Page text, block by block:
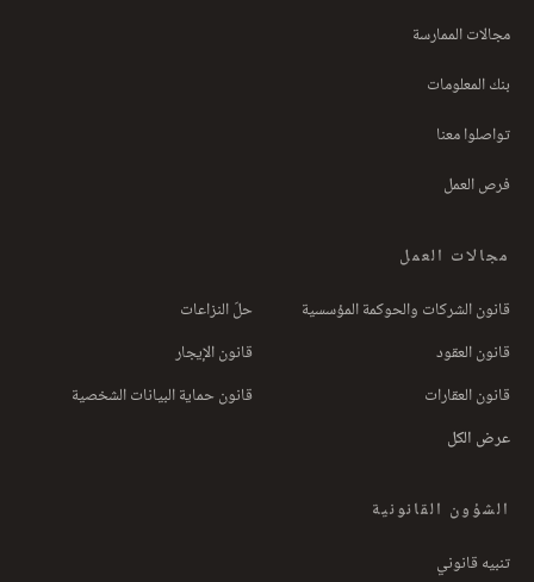
مجالات الممارسة
بنك المعلومات
تواصلوا معنا
فرص العمل
مجالات العمل
قانون الشركات والحوكمة المؤسسية
حلّ النزاعات
قانون العقود
قانون الإيجار
قانون العقارات
قانون حماية البيانات الشخصية
عرض الكل
الشؤون القانونية
تنبيه قانوني